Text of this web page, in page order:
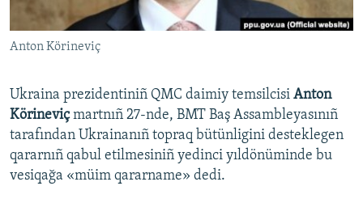
Українською
QOŞULIÑIZ!
RFE/RS bütün saytları
Anton Körineviç
Ukraina prezidentiniñ QMC daimiy temsilcisi Anton
Körineviçmartnıñ 27-nde, BMT Baş Assambleyasınıñ
tarafından Ukrainanıñ topraq bütünligini desteklegen
qararnıñ qabul etilmesiniñ yedinci yıldönüminde bu
vesiqağa «müim qararname» dedi.